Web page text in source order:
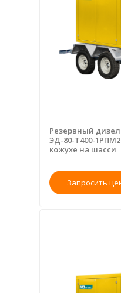
Резервный
ЭД-80-Т400-
кожухе на шасси
Запросить